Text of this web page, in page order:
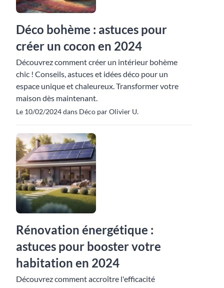
Déco bohème : astuces pour
créer un cocon en 2024
Découvrez comment créer un intérieur bohème
chic ! Conseils, astuces et idées déco pour un
espace unique et chaleureux. Transformer votre
maison dès maintenant.
Le 10/02/2024 dans Déco par Olivier U.
Rénovation énergétique :
astuces pour booster votre
habitation en 2024
Découvrez comment accroître l'efficacité